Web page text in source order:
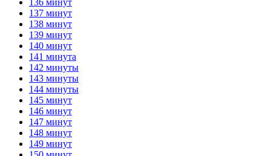
137 минут
138 минут
139 минут
140 минут
141 минута
142 минуты
143 минуты
144 минуты
145 минут
146 минут
147 минут
148 минут
149 минут